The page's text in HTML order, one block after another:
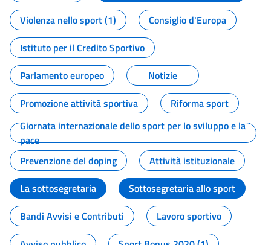
Violenza nello sport (1)
Consiglio d'Europa
Istituto per il Credito Sportivo
Parlamento europeo
Notizie
Promozione attività sportiva
Riforma sport
Giornata internazionale dello sport per lo sviluppo e la
pace
Prevenzione del doping
Attività istituzionale
La sottosegretaria
Sottosegretaria allo sport
Bandi Avvisi e Contributi
Lavoro sportivo